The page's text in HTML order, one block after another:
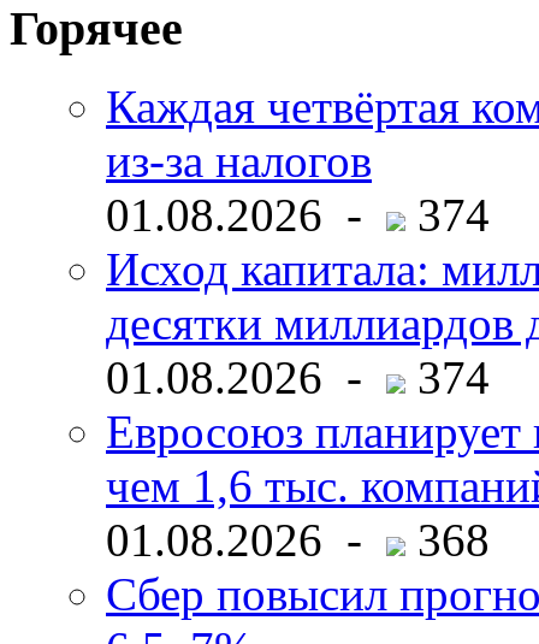
Горячее
Каждая четвёртая
из-за налогов
01.08.2026 -
374
Исход капитала:
десятки миллиардов
01.08.2026 -
374
Евросоюз планирует
чем 1,6 тыс.
01.08.2026 -
368
Сбер повысил